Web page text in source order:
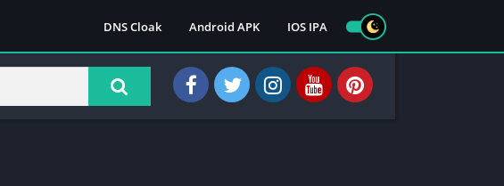
DNS Cloak Android APK IOS IPA